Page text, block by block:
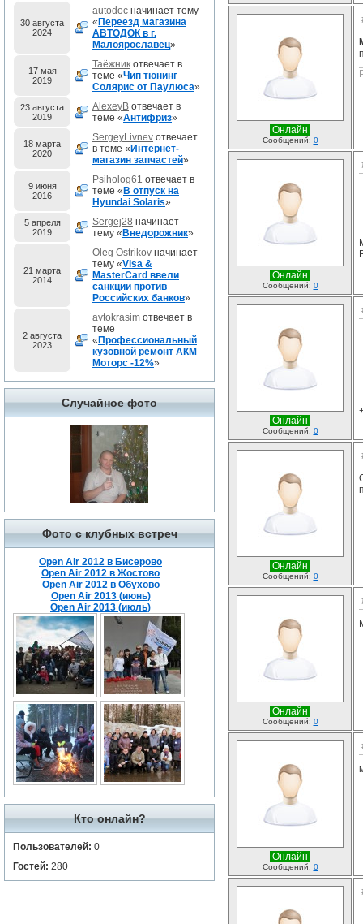
30 августа
2024
autodoc начинает тему
« Переезд магазина
АВТОДОК в г.
Малоярославец»
17 мая
2019
Таёжник отвечает в
теме «Чип тюнинг
Солярис от Паулюса»
23 августа
2019
AlexeyB отвечает в
теме «Антифриз»
18 марта
2020
SergeyLivnev отвечает
в теме « Интернет-
магазин запчастей»
9 июня
2016
Psiholog61 отвечает в
теме « В отпуск на
Hyundai Solaris»
5 апреля
2019
Sergej28 начинает
тему « Внедорожник»
21 марта
2014
Oleg Ostrikov начинает
тему «Visa &
MasterCard ввели
санкции против
Российских банков»
2 августа
2023
avtokrasim отвечает в
теме
« Профессиональный
кузовной ремонт АКМ
Моторс -12%»
Случайное фото
Фото с клубных встреч
Open Air 2012 в Бисерово
Open Air 2012 в Жостово
Open Air 2012 в Обухово
Open Air 2013 (июнь)
Open Air 2013 (июль)
Кто онлайн?
Пользователей: 0
Гостей: 280
Онлайн
Сообщений: 0
Онлайн
Сообщений: 0
Онлайн
Сообщений: 0
Онлайн
Сообщений: 0
Онлайн
Сообщений: 0
Онлайн
Сообщений: 0